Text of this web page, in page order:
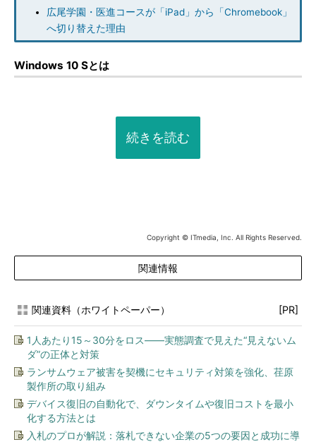
広尾学園・医進コースが「iPad」から「Chromebook」
へ切り替えた理由
Windows 10 Sとは
続きを読む
Copyright © ITmedia, Inc. All Rights Reserved.
関連情報
関連資料（ホワイトペーパー） [PR]
1人あたり15～30分をロス――実態調査で見えた“見えないム
ダ”の正体と対策
ランサムウェア被害を契機にセキュリティ対策を強化、荏原
製作所の取り組み
デバイス復旧の自動化で、ダウンタイムや復旧コストを最小
化する方法とは
入札のプロが解説：落札できない企業の5つの要因と成功に導